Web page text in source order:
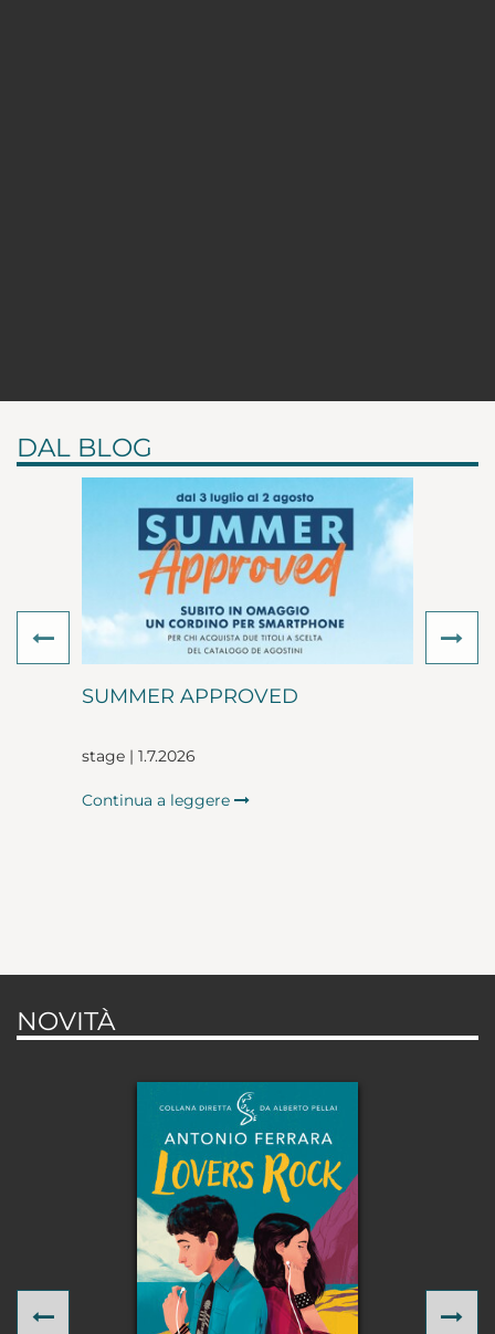
DAL BLOG
SUMMER APPROVED
stage | 1.7.2026
Continua a leggere
Previous
NOVITÀ
Previous